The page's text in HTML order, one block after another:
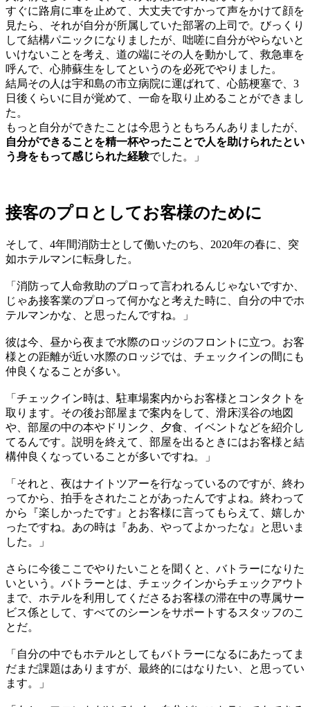
すぐに路肩に車を止めて、大丈夫ですかって声をかけて顔を
見たら、それが自分が所属していた部署の上司で。びっくり
して結構パニックになりましたが、咄嗟に自分がやらないと
いけないことを考え、道の端にその人を動かして、救急車を
呼んで、心肺蘇生をしてというのを必死でやりました。
結局その人は宇和島の市立病院に運ばれて、心筋梗塞で、3
日後くらいに目が覚めて、一命を取り止めることができまし
た。
もっと自分ができたことは今思うともちろんありましたが、
自分ができることを精一杯やったことで人を助けられたとい
う身をもって感じられた経験でした。」
接客のプロとしてお客様のために
そして、4年間消防士として働いたのち、2020年の春に、突
如ホテルマンに転身した。
「消防って人命救助のプロって言われるんじゃないですか、
じゃあ接客業のプロって何かなと考えた時に、自分の中でホ
テルマンかな、と思ったんですね。」
彼は今、昼から夜まで水際のロッジのフロントに立つ。お客
様との距離が近い水際のロッジでは、チェックインの間にも
仲良くなることが多い。
「チェックイン時は、駐車場案内からお客様とコンタクトを
取ります。その後お部屋まで案内をして、滑床渓谷の地図
や、部屋の中の本やドリンク、夕食、イベントなどを紹介し
てるんです。説明を終えて、部屋を出るときにはお客様と結
構仲良くなっていることが多いですね。」
「それと、夜はナイトツアーを行なっているのですが、終わ
ってから、拍手をされたことがあったんですよね。終わって
から『楽しかったです』とお客様に言ってもらえて、嬉しか
ったですね。あの時は『ああ、やってよかったな』と思いま
した。」
さらに今後ここでやりたいことを聞くと、バトラーになりた
いという。バトラーとは、チェックインからチェックアウト
まで、ホテルを利用してくださるお客様の滞在中の専属サー
ビス係として、すべてのシーンをサポートするスタッフのこ
とだ。
「自分の中でもホテルとしてもバトラーになるにあたってま
だまだ課題はありますが、最終的にはなりたい、と思ってい
ます。」